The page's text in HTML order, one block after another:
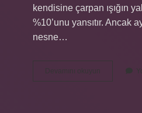
kendisine çarpan ışığın
%10’unu yansıtır. Ancak
nesne…
Devamını okuyun
Işığı